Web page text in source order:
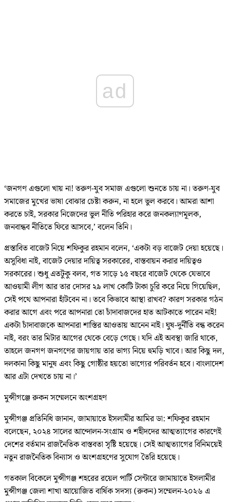
ad
‘জনগণ এগুলো খায় না! তরুণ-যুব সমাজ এগুলো শুনতে চায় না। তরুণ-যুব
সমাজের মুখের ভাষা বোঝার চেষ্টা করুন, না হলে ভুল করবে। আমরা আশা
করতে চাই, সরকার নিজেদের ভুল নীতি পরিহার করে জনকল্যাণমূলক,
জনবান্ধব নীতিতে ফিরে আসবে,’ বলেন তিনি।
প্রস্তাবিত বাজেট নিয়ে শফিকুর রহমান বলেন, ‘একটা বড় বাজেট দেয়া হয়েছে।
অসুবিধা নাই, বাজেট দেয়ার দায়িত্ব সরকারের, বাস্তবায়ন করার দায়িত্বও
সরকারের। শুধু এতটুকু বলব, গত সাড়ে ১৫ বছরে বাজেট থেকে যেভাবে
আওয়ামী লীগ আর তার দোসর ২৯ লাখ কোটি টাকা চুরি করে নিয়ে গিয়েছিল,
সেই পথে আপনারা হাঁটবেন না। তবে কিভাবে আস্থা রাখব? কারণ সরকার গঠন
করার আগে এবং পরে আপনারা তো চাঁদাবাজদের হাত আটকাতে পারেন নাই!
একটা চাঁদাবাজকে আপনারা শাস্তির আওতায় আনেন নাই। ঘুষ-দুর্নীতি বন্ধ করেন
নাই, বরং তার মিটার আগের থেকে বেড়ে গেছে। যদি এই অবস্থা জারি থাকে,
তাহলে জনগণ জনগণের জায়গায় তার ভাগ্য নিয়ে হুমড়ি খাবে। আর কিছু দল,
দলকানা কিছু মানুষ এবং কিছু গোষ্ঠীর হয়তো ভাগ্যের পরিবর্তন হবে। বাংলাদেশ
আর এটা দেখতে চায় না।’
মুন্সীগঞ্জে রুকন সম্মেলনে অংশগ্রহণ
মুন্সীগঞ্জ প্রতিনিধি জানান, জামায়াতে ইসলামীর আমির ডা: শফিকুর রহমান
বলেছেন, ২০২৪ সালের আন্দোলন-সংগ্রাম ও শহীদদের আত্মত্যাগের কারণেই
দেশের বর্তমান রাজনৈতিক বাস্তবতা সৃষ্টি হয়েছে। সেই আত্মত্যাগের বিনিময়েই
নতুন রাজনৈতিক বিন্যাস ও অংশগ্রহণের সুযোগ তৈরি হয়েছে।
গতকাল বিকেলে মুন্সীগঞ্জ শহরের রয়েল পার্টি সেন্টারে জামায়াতে ইসলামীর
মুন্সীগঞ্জ জেলা শাখা আয়োজিত বার্ষিক সদস্য (রুকন) সম্মেলন-২০২৬ এ